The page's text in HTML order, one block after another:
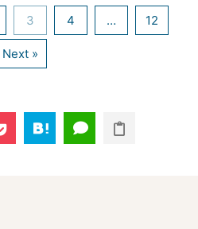
ますが、法令・自治制度
や申請・許可など、クリ
アしなければならない条
を検討している方に向
け、その土地ができる収
取りを実現できます。 あ
まり聞き馴染みのない工
手ハウスメーカーを始
とつです。 各社ハウスメ
ーカーは、SE工法という
3 4 … 12
Next »